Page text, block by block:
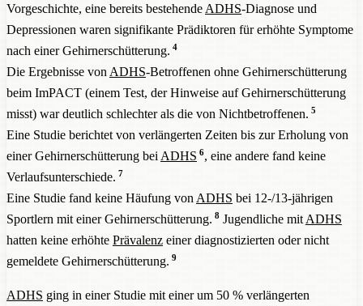
Vorgeschichte, eine bereits bestehende ADHS-Diagnose und
Depressionen waren signifikante Prädiktoren für erhöhte Symptome
nach einer Gehirnerschütterung. 4
Die Ergebnisse von ADHS-Betroffenen ohne Gehirnerschütterung
beim ImPACT (einem Test, der Hinweise auf Gehirnerschütterung
misst) war deutlich schlechter als die von Nichtbetroffenen. 5
Eine Studie berichtet von verlängerten Zeiten bis zur Erholung von
einer Gehirnerschütterung bei ADHS 6, eine andere fand keine
Verlaufsunterschiede. 7
Eine Studie fand keine Häufung von ADHS bei 12-/13-jährigen
Sportlern mit einer Gehirnerschütterung. 8Jugendliche mit ADHS
hatten keine erhöhte Prävalenz einer diagnostizierten oder nicht
gemeldete Gehirnerschütterung. 9
ADHS ging in einer Studie mit einer um 50 % verlängerten